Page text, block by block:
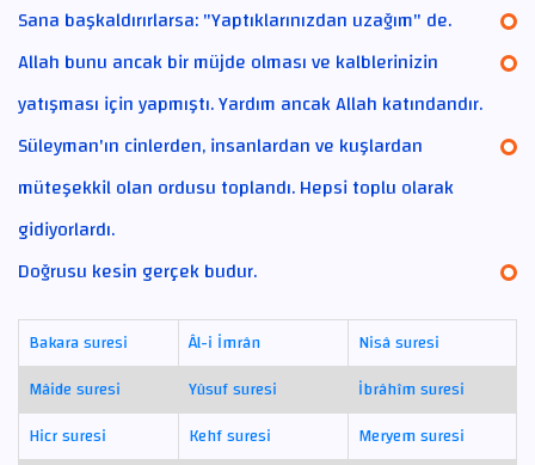
Sana başkaldırırlarsa: "Yaptıklarınızdan uzağım" de.
Allah bunu ancak bir müjde olması ve kalblerinizin
yatışması için yapmıştı. Yardım ancak Allah katındandır.
Süleyman'ın cinlerden, insanlardan ve kuşlardan
müteşekkil olan ordusu toplandı. Hepsi toplu olarak
gidiyorlardı.
Doğrusu kesin gerçek budur.
Bakara suresi Âl-i İmrân
Nisâ suresi
Mâide suresi
Yûsuf suresi
İbrâhîm suresi
Hicr suresi
Kehf suresi
Meryem suresi